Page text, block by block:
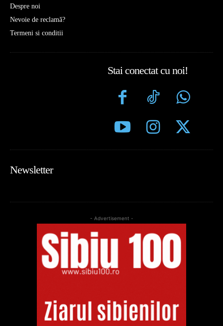
Despre noi
Nevoie de reclamă?
Termeni si conditii
Stai conectat cu noi!
Newsletter
- Advertisement -